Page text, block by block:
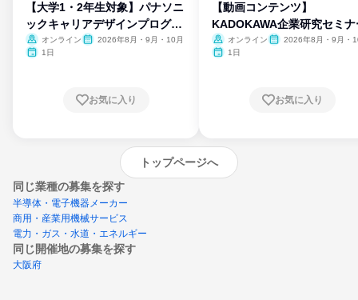
【大学1・2年生対象】パナソニ
ックキャリアデザインプログラ
ム
オンライン
2026年8月・9月・10月
1日
お気に入り
【動画コンテンツ】
KADOKAWA企業研究セミナ
オンライン
2026年8月・9月・
1日
お気に入り
トップページへ
同じ業種の募集を探す
半導体・電子機器メーカー
商用・産業用機械サービス
電力・ガス・水道・エネルギー
同じ開催地の募集を探す
大阪府